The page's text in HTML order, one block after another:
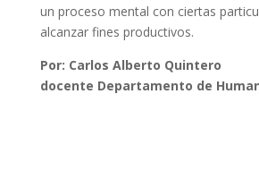
un proceso mental con ciertas
alcanzar fines productivos.
Por: Carlos Alberto Quintero
docente Departamento de